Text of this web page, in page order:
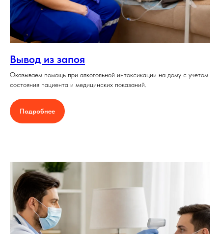
Вывод из запоя
Оказываем помощь при алкогольной интоксикации на дому с учетом
состояния пациента и медицинских показаний.
Подробнее